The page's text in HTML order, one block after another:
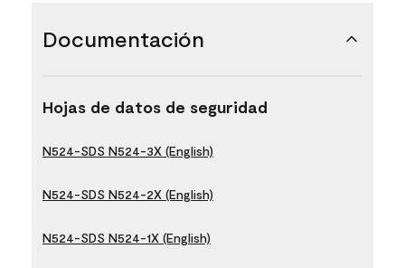
Documentación
Hojas de datos de seguridad
N524-SDS N524-3X (English)
N524-SDS N524-2X (English)
N524-SDS N524-1X (English)